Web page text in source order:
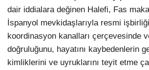
dair iddialara değinen Halefi, Fas
İspanyol mevkidaşlarıyla resmi
koordinasyon kanalları çerçevesinde
doğruluğunu, hayatını kaybedenlerin
kimliklerini ve uyruklarını teyit etme